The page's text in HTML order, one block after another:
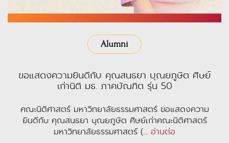
Alumni
ขอแสดงความยินดีกับ คุณสนธยา บุณยภูษิต ศิษย์
เก่านิติ มธ. ภาคบัณฑิต รุ่น 50
คณะนิติศาสตร์ มหาวิทยาลัยธรรมศาสตร์ ขอแสดงความ
ยินดีกับ คุณสนธยา บุณยภูษิต ศิษย์เก่าคณะนิติศาสตร์
มหาวิทยาลัยธรรมศาสตร์ (... อ่านต่อ